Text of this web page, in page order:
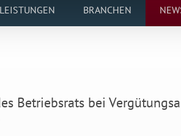
LEISTUNGEN BRANCHEN
Betriebsrats bei